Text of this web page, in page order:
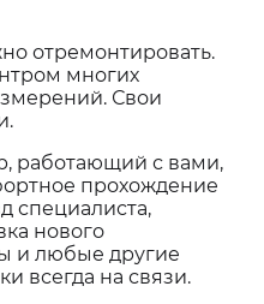
отремонтировать.
многих
Свои
работающий с вами,
прохождение
специалиста,
нового
и любые другие
всегда на связи.